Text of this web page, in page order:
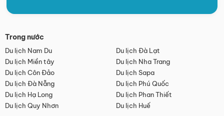
Trong nước
Du lịch Nam Du
Du lịch Đà Lạt
Du lịch Miền tây
Du lịch Nha Trang
Du lịch Côn Đảo
Du lịch Sapa
Du lịch Đà Nẵng
Du lịch Phú Quốc
Du lịch Hạ Long
Du lịch Phan Thiết
Du lịch Quy Nhơn
Du lịch Huế